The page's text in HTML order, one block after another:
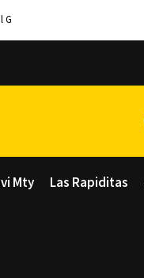
G
Mty Las Rapiditas